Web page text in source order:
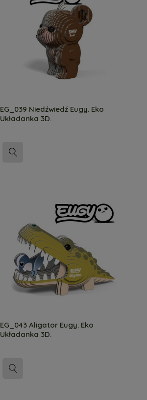
EG_039 Niedźwiedź Eugy. Eko
Układanka 3D.
EG_043 Aligator Eugy. Eko
Układanka 3D.